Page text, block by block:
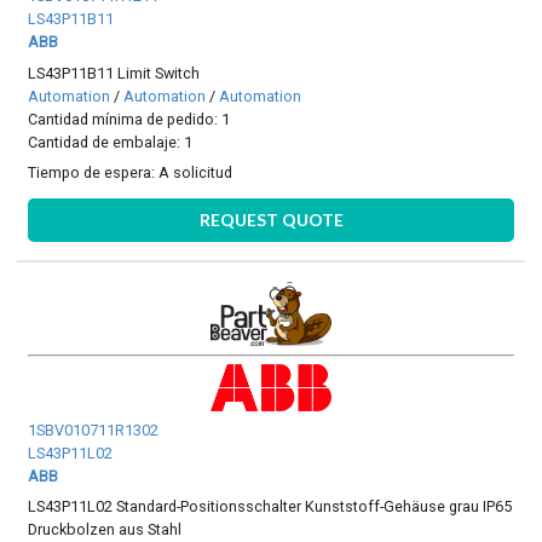
LS43P11B11
ABB
LS43P11B11 Limit Switch
Automation / Automation / Automation
Cantidad mínima de pedido: 1
Cantidad de embalaje: 1
Tiempo de espera: A solicitud
REQUEST QUOTE
1SBV010711R1302
LS43P11L02
ABB
LS43P11L02 Standard-Positionsschalter Kunststoff-Gehäuse grau IP65
Druckbolzen aus Stahl